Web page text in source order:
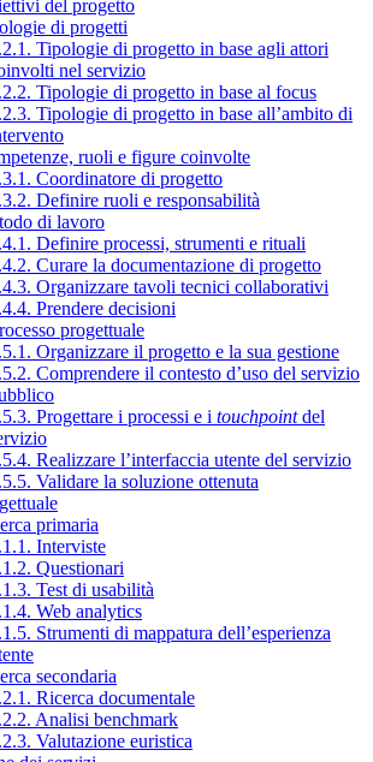
del progetto
di progetti
Tipologie di progetto in base agli attori
nel servizio
Tipologie di progetto in base al focus
Tipologie di progetto in base all’ambito di
ruoli e figure coinvolte
Coordinatore di progetto
Definire ruoli e responsabilità
di lavoro
Definire processi, strumenti e rituali
Curare la documentazione di progetto
Organizzare tavoli tecnici collaborativi
Prendere decisioni
progettuale
Organizzare il progetto e la sua gestione
Comprendere il contesto d’uso del servizio
Progettare i processi e i touchpointdel
Realizzare l’interfaccia utente del servizio
Validare la soluzione ottenuta
primaria
Interviste
Questionari
Test di usabilità
Web analytics
Strumenti di mappatura dell’esperienza
secondaria
Ricerca documentale
Analisi benchmark
Valutazione euristica